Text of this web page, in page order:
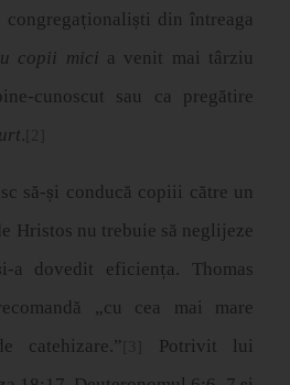
congregaționaliști din întreaga
copii mici a venit mai târziu
cunoscut sau ca pregătire
.
să-și conducă copiii către un
Hristos nu trebuie să neglijeze
i-a dovedit eficiența. Thomas
ă „cu cea mai mare
catehizare.”
Potrivit lui